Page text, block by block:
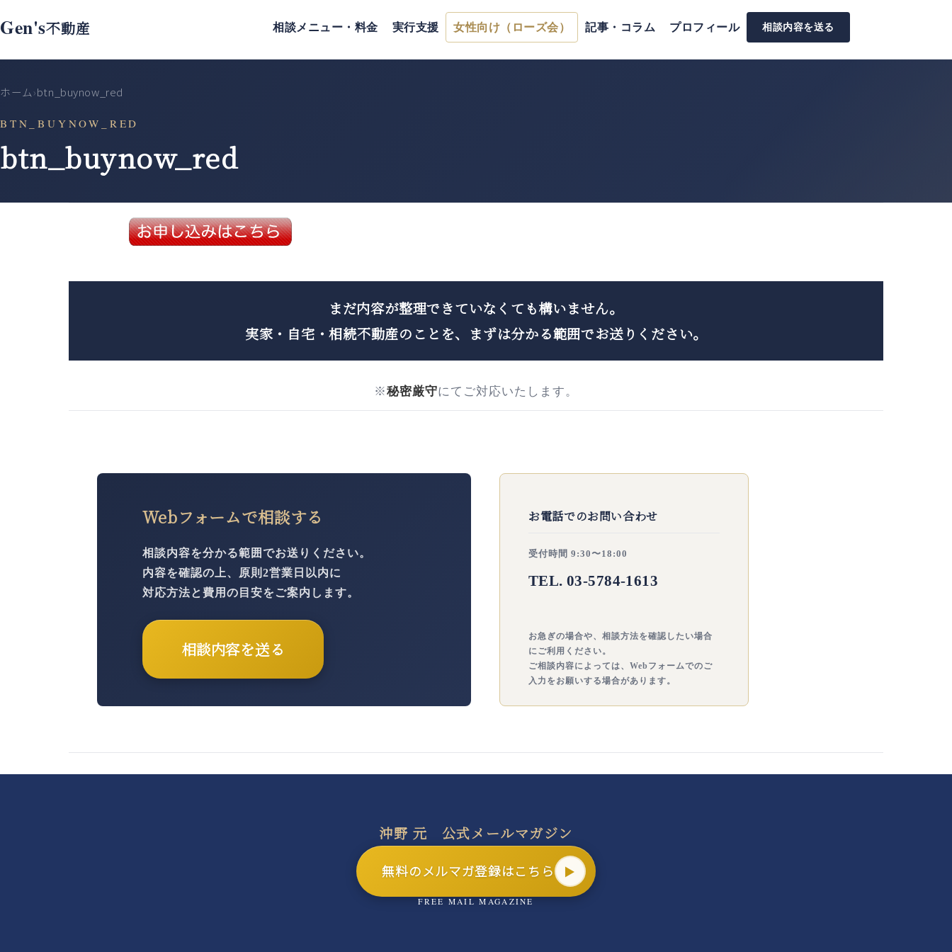
Gen's不動産 相談メニュー・料金 実行支援 女性向け（ローズ会） 記事・コラム プロフィール 相談内容を送る
ホーム ›btn_buynow_red
BTN_BUYNOW_RED
btn_buynow_red
まだ内容が整理できていなくても構いません。
実家・自宅・相続不動産のことを、
まずは分かる範囲でお送りください。
※秘密厳守にてご対応いたします。
Webフォームで相談する
相談内容を分かる範囲でお送りください。
内容を確認の上、原則2営業日以内に
対応方法と費用の目安をご案内します。
相談内容を送る
お電話でのお問い合わせ
受付時間 9:30〜18:00
TEL. 03-5784-1613
お急ぎの場合や、相談方法を確認したい場合
にご利用ください。
ご相談内容によっては、Webフォームでのご
入力をお願いする場合があります。
沖野 元 公式メールマガジン
無料のメルマガ登録はこちら
FREE MAIL MAGAZINE